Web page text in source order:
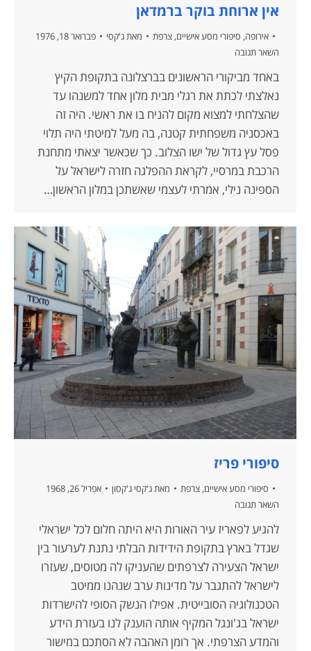
אין ארוחת בוקר ברמדאן
אירופה, סיפורי מסע אישיים, צרפת מאת ג'קסי
פברואר 18, 1976
השאר תגובה
באחד מביקורי הראשונים בברצלונה בתקופת הקיץ
נאלצתי לכתת את רגלי מבית מלון אחד למשנהו עד
שהצלחתי למצוא מקום להניח בו את ראשי. היה זה
באכסניה משפחתית קטנה, בה מעל למיטתי היה תלוי
פסל עץ גדול של ישו הצלוב. כך שכאשר יצאתי מתחנת
הרכבת במרסיי, לקראת ההפלגה חזרה לישראל על
הספינה נילי, אמרתי לעצמי שאשתכן במלון הראשון…
סיפורי פריז
סיפורי מסע אישיים, צרפת מאת ג'קסי ג'קסון
אפריל 26, 1968
השאר תגובה
להגיע לפאריז עיר האורות היא היתה חלום לכל ישראלי
שגדל בארץ בתקופת הידידות הבלתי נתנת לערעור בין
ישראל הצעירה לצרפתים שהעניקו לה מטוסים, שעזרו
לישראל להתגבר על מדינות ערב שנהנו ממיטב
הטכנולוגיה הסובייטית. אפילו הנשק הסופי להישרדות
ישראל בג'ונגל המקיף אותה הוענק לנו בעזרת הידע
והמדע הצרפתי. אך רומן האהבה לא הסתכם במישור